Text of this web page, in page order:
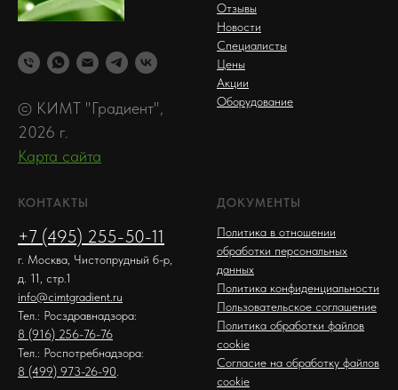
© КИМТ "Градиент",
2026 г.
Карта сайта
Отзывы
Новости
Специалисты
Цены
Акции
Оборудование
КОНТАКТЫ
+7 (495) 255-50-11
г. Москва, Чистопрудный б-р,
д. 11, стр.1
info@cimtgradient.ru
Тел.: Росздравнадзора:
8 (916) 256-76-76
Тел.: Роспотребнадзора:
8 (499) 973-26-90
ДОКУМЕНТЫ
Политика в отношении
обработки персональных
данных
Политика конфиденциальности
Пользовательское соглашение
Политика обработки файлов
cookie
Согласие на обработку файлов
cookie